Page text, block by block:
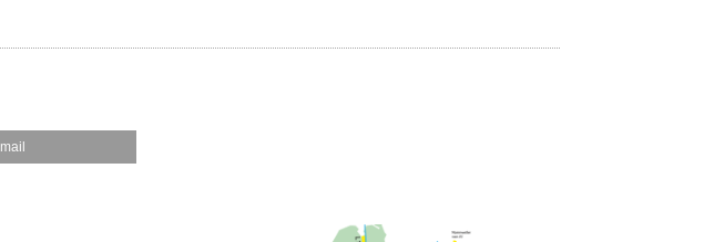
mail